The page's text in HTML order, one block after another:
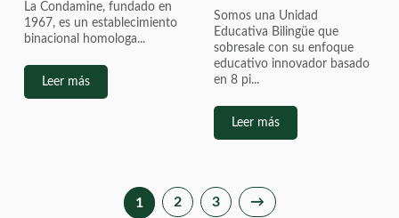
La Condamine, fundado en
1967, es un establecimiento
binacional homologa...
Leer más
Somos una Unidad
Educativa Bilingüe que
sobresale con su enfoque
educativo innovador basado
en 8 pi...
Leer más
1 2 3 →